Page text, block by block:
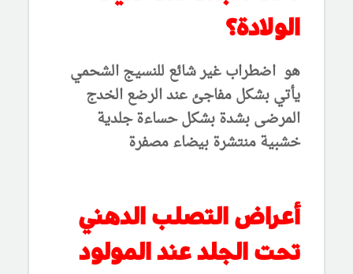
الولادة؟
هو اضطراب غير شائع للنسيج الشحمي
يأتي بشكل مفاجئ عند الرضع الخدج
المرضى بشدة بشكل حساءة جلدية
خشبية منتشرة بيضاء مصفرة
أعراض التصلب الدهني
تحت الجلد عند المولود